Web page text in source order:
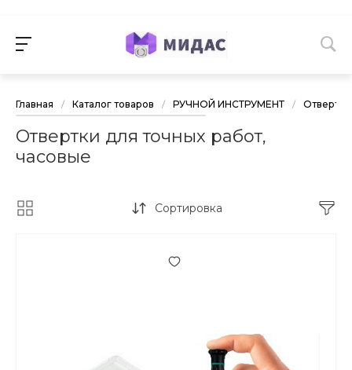
Главная / Каталог товаров / РУЧНОЙ ИНСТРУМЕНТ / Отвертки
Отвертки для точных работ,
часовые
Сортировка